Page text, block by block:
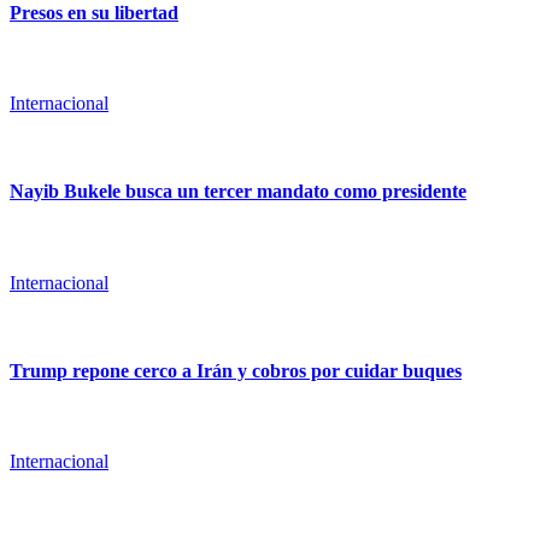
Presos en su libertad
Internacional
Nayib Bukele busca un tercer mandato como presidente
Internacional
Trump repone cerco a Irán y cobros por cuidar buques
Internacional